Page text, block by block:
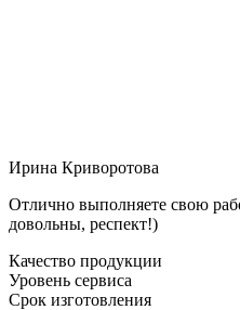
Ирина Криворотова
Отлично выполняете свою
довольны, респект!)
Качество продукции
Уровень сервиса
Срок изготовления